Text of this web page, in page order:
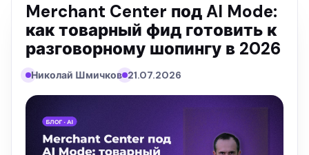
Merchant Center под AI Mode:
как товарный фид готовить к
разговорному шопингу в 2026
Николай Шмичков 21.07.2026